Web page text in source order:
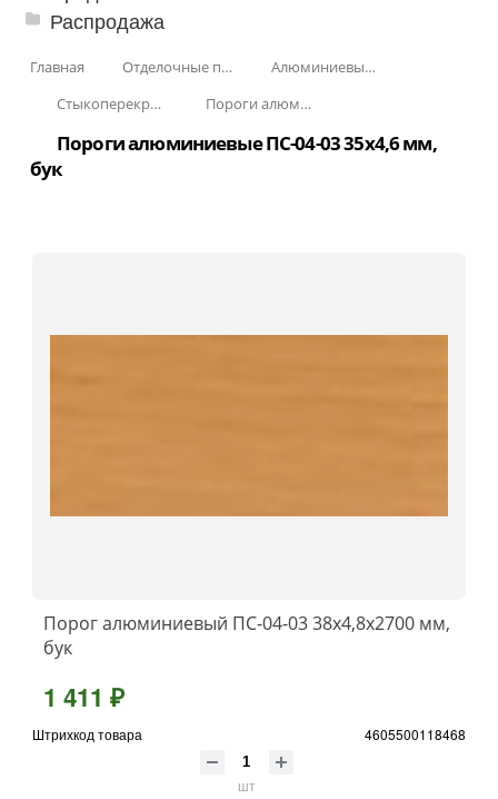
Распродажа
Главная Отделочные профили
Алюминиевые пороги
Стыкоперекрывающие алюминиевые пороги
Пороги алюминиевые ПС-04-03 35x4,6 мм (скрытый крепеж)
Пороги алюминиевые ПС-04-03 35x4,6 мм,
бук
Порог алюминиевый ПС-04-03 38x4,8x2700 мм,
бук
1 411 ₽
Штрихкод товара 4605500118468
шт